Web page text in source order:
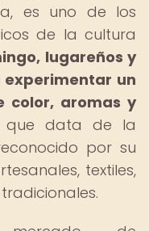
es uno de los
de la cultura
lugareños y
un
color, aromas y
que data de la
por su
textiles,